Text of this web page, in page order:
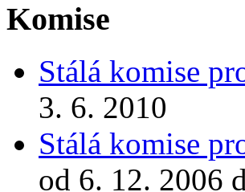
Komise
Stálá komise
3. 6. 2010
Stálá komise
od 6. 12. 2006